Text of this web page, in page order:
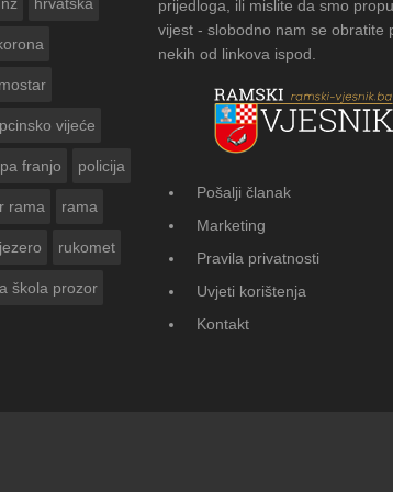
mostar
vijeće
franjo policija
rama rama
rukomet
škola prozor
prijedloga, ili mislite da smo
vijest - slobodno nam se obratite
nekih od linkova ispod.
Pošalji članak
Marketing
Pravila privatnosti
Uvjeti korištenja
Kontakt